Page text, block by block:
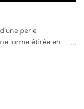
perle
larme étirée en